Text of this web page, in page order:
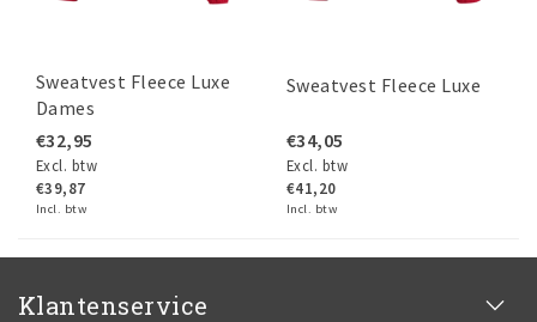
Sweatvest Fleece Luxe
Dames
€32,95
Excl. btw
€39,87
Incl. btw
Sweatvest Fleece Luxe
€34,05
Excl. btw
€41,20
Incl. btw
Klantenservice